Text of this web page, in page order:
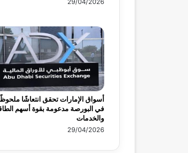
29/04/2026
أسواق الإمارات تحقق انتعاشًا
في البورصة مدعومة بقوة أسهم
والخدمات
29/04/2026